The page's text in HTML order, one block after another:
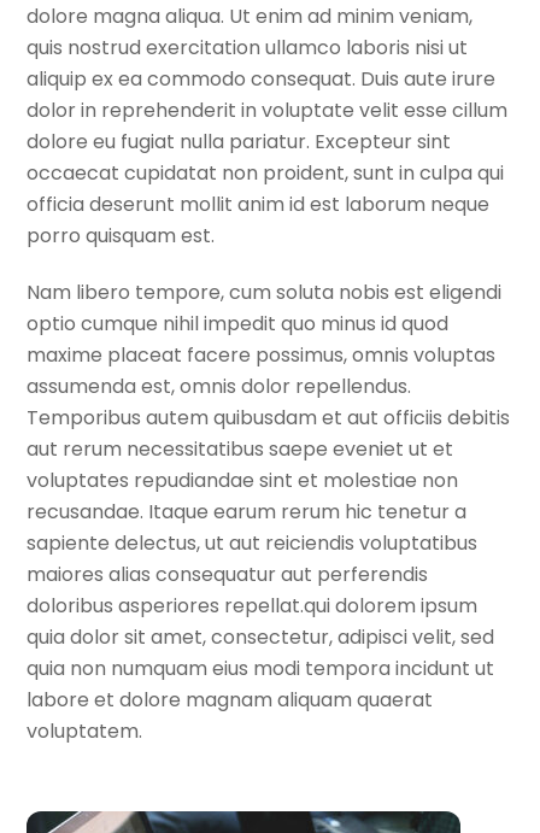
dolore magna aliqua. Ut enim ad minim veniam,
quis nostrud exercitation ullamco laboris nisi ut
aliquip ex ea commodo consequat. Duis aute irure
dolor in reprehenderit in voluptate velit esse cillum
dolore eu fugiat nulla pariatur. Excepteur sint
occaecat cupidatat non proident, sunt in culpa qui
officia deserunt mollit anim id est laborum neque
porro quisquam est.
Nam libero tempore, cum soluta nobis est eligendi
optio cumque nihil impedit quo minus id quod
maxime placeat facere possimus, omnis voluptas
assumenda est, omnis dolor repellendus.
Temporibus autem quibusdam et aut officiis debitis
aut rerum necessitatibus saepe eveniet ut et
voluptates repudiandae sint et molestiae non
recusandae. Itaque earum rerum hic tenetur a
sapiente delectus, ut aut reiciendis voluptatibus
maiores alias consequatur aut perferendis
doloribus asperiores repellat.qui dolorem ipsum
quia dolor sit amet, consectetur, adipisci velit, sed
quia non numquam eius modi tempora incidunt ut
labore et dolore magnam aliquam quaerat
voluptatem.